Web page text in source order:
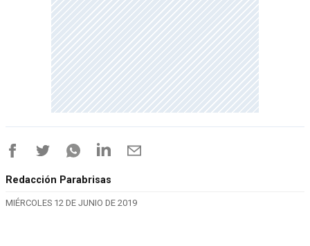
Redacción Parabrisas
MIÉRCOLES 12 DE JUNIO DE 2019